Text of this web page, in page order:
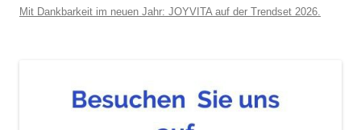
Mit Dankbarkeit im neuen Jahr: JOYVITA auf der Trendset 2026.